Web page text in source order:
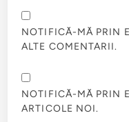
NOTIFICĂ-MĂ PRIN
ALTE COMENTARII.
NOTIFICĂ-MĂ PRIN
ARTICOLE NOI.